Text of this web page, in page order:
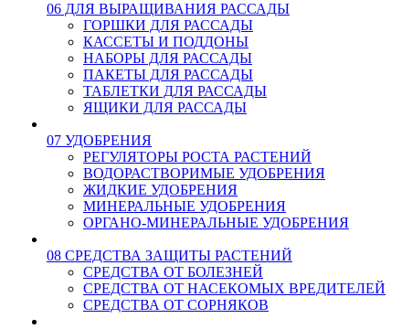
06 ДЛЯ ВЫРАЩИВАНИЯ РАССАДЫ
ГОРШКИ ДЛЯ РАССАДЫ
КАССЕТЫ И ПОДДОНЫ
НАБОРЫ ДЛЯ РАССАДЫ
ПАКЕТЫ ДЛЯ РАССАДЫ
ТАБЛЕТКИ ДЛЯ РАССАДЫ
ЯЩИКИ ДЛЯ РАССАДЫ
07 УДОБРЕНИЯ
РЕГУЛЯТОРЫ РОСТА РАСТЕНИЙ
ВОДОРАСТВОРИМЫЕ УДОБРЕНИЯ
ЖИДКИЕ УДОБРЕНИЯ
МИНЕРАЛЬНЫЕ УДОБРЕНИЯ
ОРГАНО-МИНЕРАЛЬНЫЕ УДОБРЕНИЯ
08 СРЕДСТВА ЗАЩИТЫ РАСТЕНИЙ
СРЕДСТВА ОТ БОЛЕЗНЕЙ
СРЕДСТВА ОТ НАСЕКОМЫХ ВРЕДИТЕЛЕЙ
СРЕДСТВА ОТ СОРНЯКОВ